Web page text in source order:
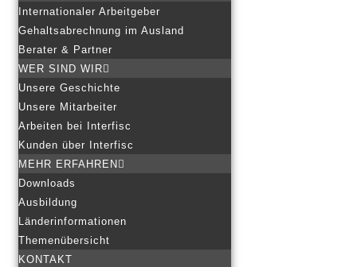
Internationaler Arbeitgeber
Gehaltsabrechnung im Ausland
Berater & Partner
WER SIND WIR
Unsere Geschichte
Unsere Mitarbeiter
Arbeiten bei Interfisc
Kunden über Interfisc
MEHR ERFAHREN
Downloads
Ausbildung
Länderinformationen
Themenübersicht
KONTAKT